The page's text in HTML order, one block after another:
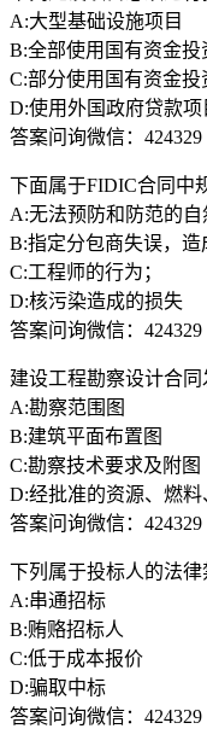
A:大型基础设施项目
B:全部使用国有资金投
C:部分使用国有资金投
D:使用外国政府贷款项
答案问询微信：424329
下面属于FIDIC合同中
A:无法预防和防范的自
B:指定分包商失误，造
C:工程师的行为；
D:核污染造成的损失
答案问询微信：424329
建设工程勘察设计合
A:勘察范围图
B:建筑平面布置图
C:勘察技术要求及附图
D:经批准的资源、燃
答案问询微信：424329
下列属于投标人的法律
A:串通招标
B:贿赂招标人
C:低于成本报价
D:骗取中标
答案问询微信：424329